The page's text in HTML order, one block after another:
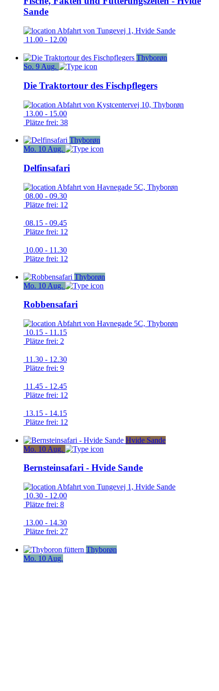
Sande
Abfahrt von Tungevej 1, Hvide Sande
11.00 - 12.00
Thyborøn
So. 9 Aug.
Die Traktortour des Fischpflegers
Abfahrt von Kystcentervej 10, Thyborøn
13.00 - 15.00
Plätze frei: 38
Thyborøn
Mo. 10Aug.
Delfinsafari
Abfahrt von Havnegade 5C, Thyborøn
08.00 - 09.30
Plätze frei: 12
08.15 - 09.45
Plätze frei: 12
10.00 - 11.30
Plätze frei: 12
Thyborøn
Mo. 10 Aug.
Robbensafari
Abfahrt von Havnegade 5C, Thyborøn
10.15 - 11.15
Plätze frei: 2
11.30 - 12.30
Plätze frei: 9
11.45 - 12.45
Plätze frei: 12
13.15 - 14.15
Plätze frei: 12
Hvide Sande
Mo. 10 Aug.
Bernsteinsafari - Hvide Sande
Abfahrt von Tungevej 1, Hvide Sande
10.30 - 12.00
Plätze frei: 8
13.00 - 14.30
Plätze frei: 27
Thyborøn
Mo. 10 Aug.